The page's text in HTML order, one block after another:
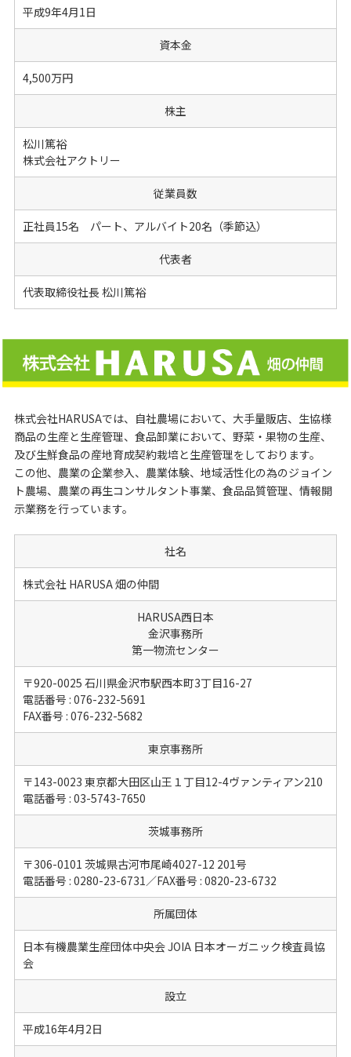
平成9年4月1日
資本金
4,500万円
株主
松川篤裕
株式会社アクトリー
従業員数
正社員15名 パート、アルバイト20名（季節込）
代表者
代表取締役社長 松川篤裕
株式会社HARUSAでは、自社農場において、大手量販店、生協様
商品の生産と生産管理、食品卸業において、野菜・果物の生産、
及び生鮮食品の産地育成契約栽培と生産管理をしております。
この他、農業の企業参入、農業体験、地域活性化の為のジョイン
ト農場、農業の再生コンサルタント事業、食品品質管理、情報開
示業務を行っています。
社名
株式会社 HARUSA 畑の仲間
HARUSA西日本
金沢事務所
第一物流センター
〒920-0025 石川県金沢市駅西本町3丁目16-27
電話番号 : 076-232-5691
FAX番号 : 076-232-5682
東京事務所
〒143-0023 東京都大田区山王１丁目12-4ヴァンティアン210
電話番号 : 03-5743-7650
茨城事務所
〒306-0101 茨城県古河市尾崎4027-12 201号
電話番号 : 0280-23-6731／FAX番号 : 0820-23-6732
所属団体
日本有機農業生産団体中央会 JOIA 日本オーガニック検査員協
会
設立
平成16年4月2日